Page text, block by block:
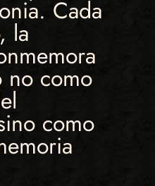
Cada
la
no como
como